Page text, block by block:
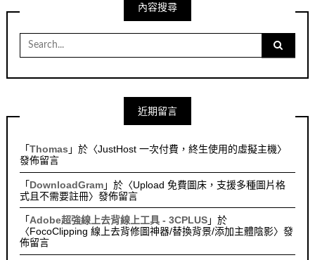
內容搜尋
Search
for:
近期留言
「Thomas 」於〈JustHost 一次付費，終生使用的虛擬主機〉
發佈留言
「 DownloadGram」於〈Upload 免費圖床，支援多種圖片格
式且不需要註冊〉發佈留言
「 Adobe超強線上去背線上工具 - 3CPLUS」於
〈FocoClipping 線上去背修圖神器/替換背景/添加主體陰影〉發
佈留言